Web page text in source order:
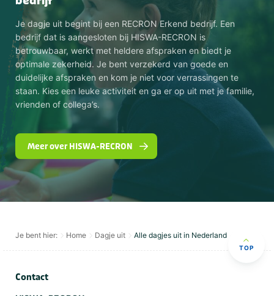
Je dagje uit begint bij een RECRON Erkend bedrijf. Een
bedrijf dat is aangesloten bij HISWA-RECRON is
betrouwbaar, werkt met heldere afspraken en biedt je
optimale zekerheid. Je bent verzekerd van goede en
duidelijke afspraken en kom je niet voor verrassingen te
staan. Kies een leuke activiteit en ga er op uit met je familie,
vrienden of collega’s.
Meer over HISWA-RECRON
Je bent hier: Home Dagje uit Alle dagjes uit in Nederland
TOP
Contact